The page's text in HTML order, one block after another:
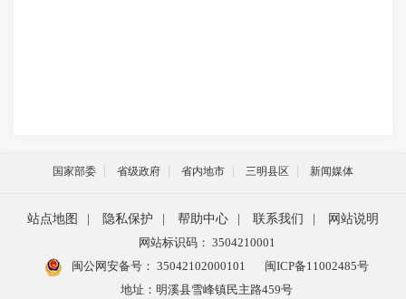
国家部委 省级政府 省内地市 三明县区 新闻媒体
站点地图 隐私保护 帮助中心 联系我们
网站说明
网站标识码： 3504210001
闽公网安备号： 35042102000101
闽ICP备11002485号
地址：明溪县雪峰镇民主路459号